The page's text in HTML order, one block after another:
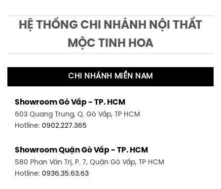
HỆ THỐNG CHI NHÁNH NỘI THẤT
MỘC TINH HOA
CHI NHÁNH MIỀN NAM
Showroom Gò Vấp - TP. HCM
603 Quang Trung, Q. Gò Vấp, TP HCM
Hotline: 0902.227.365
Showroom Quận Gò Vấp - TP. HCM
580 Phan Văn Trị, P. 7, Quận Gò Vấp, TP HCM
Hotline: 0936.35.63.63